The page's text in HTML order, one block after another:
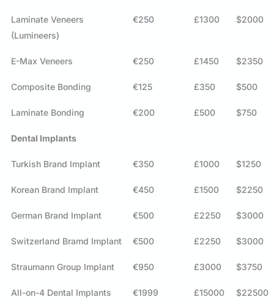
Laminate Veneers
(Lumineers)
€250 £1300 $2000
E-Max Veneers €250 £1450 $2350
Composite Bonding €125 £350 $500
Laminate Bonding €200 £500 $750
Dental Implants
Turkish Brand Implant €350 £1000 $1250
Korean Brand Implant €450 £1500 $2250
German Brand Implant €500 £2250 $3000
Switzerland Bramd Implant €500 £2250 $3000
Straumann Group Implant €950 £3000 $3750
All-on-4 Dental Implants
€1999 £15000 $22500